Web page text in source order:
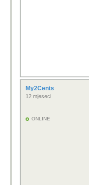
My2Cents
12 mjeseci
ONLINE